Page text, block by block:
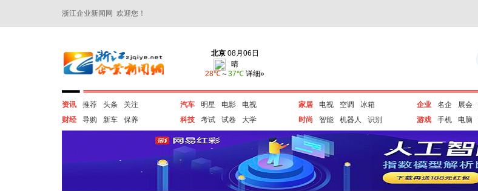
浙江企业新闻网 欢迎您！
资讯 推荐 头条
关注
财经
导购 新车 保养
汽车 明星 电影
电视
科技
考试 试卷 大学
家居 电视 空调
冰箱
时尚
智能 机器人 识别
企业 名企 展会
游戏
手机 电脑